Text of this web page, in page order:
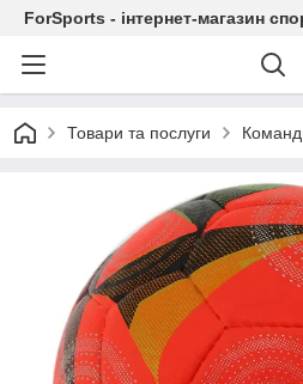
ForSports - інтернет-магазин
Товари та послуги